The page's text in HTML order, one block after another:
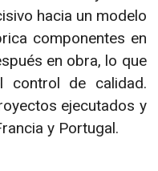
hacia un modelo
componentes en
en obra, lo que
control de calidad.
ejecutados y
y Portugal.